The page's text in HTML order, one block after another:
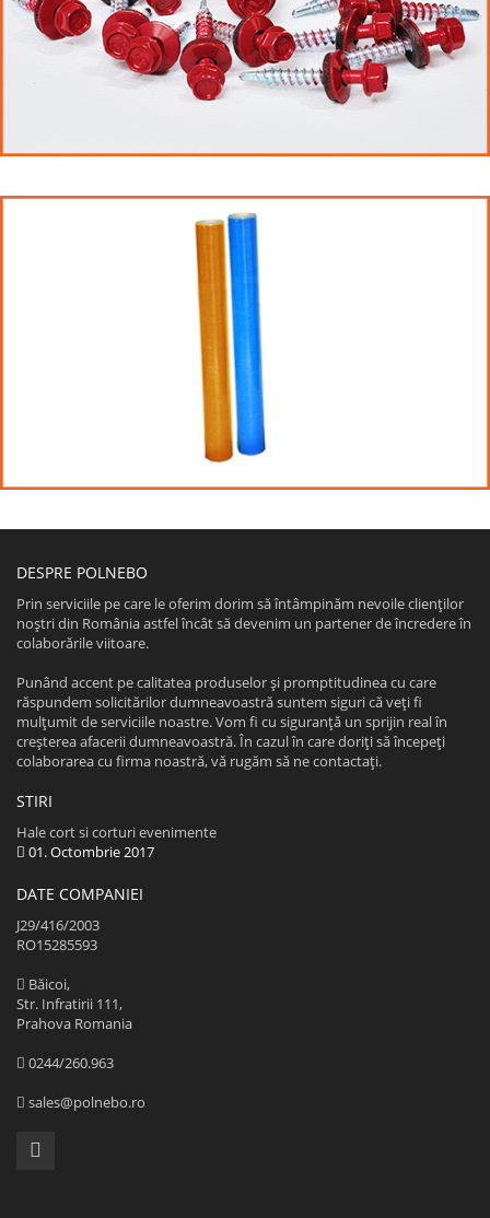
DESPRE POLNEBO
Prin serviciile pe care le oferim dorim să întâmpinăm nevoile clienţilor
noştri din România astfel încât să devenim un partener de încredere în
colaborările viitoare.
Punând accent pe calitatea produselor şi promptitudinea cu care
răspundem solicitărilor dumneavoastră suntem siguri că veţi fi
mulţumit de serviciile noastre. Vom fi cu siguranţă un sprijin real în
creşterea afacerii dumneavoastră. În cazul în care doriţi să începeţi
colaborarea cu firma noastră, vă rugăm să ne contactaţi.
STIRI
Hale cort si corturi evenimente
01. Octombrie 2017
DATE COMPANIEI
J29/416/2003
RO15285593
Băicoi,
Str. Infratirii 111,
Prahova Romania
0244/260.963
sales@polnebo.ro